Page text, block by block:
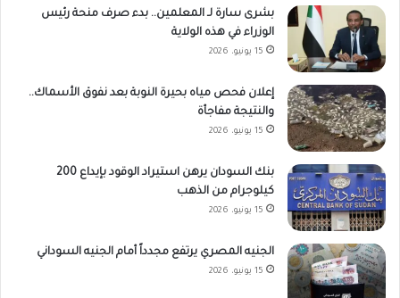
بشرى سارة لـ المعلمين.. بدء صرف منحة رئيس
الوزراء في هذه الولاية
15 يونيو، 2026
إعلان فحص مياه بحيرة النوبة بعد نفوق الأسماك..
والنتيجة مفاجأة
15 يونيو، 2026
بنك السودان يرهن استيراد الوقود بإيداع 200
كيلوجرام من الذهب
15 يونيو، 2026
الجنيه المصري يرتفع مجدداً أمام الجنيه السوداني
15 يونيو، 2026